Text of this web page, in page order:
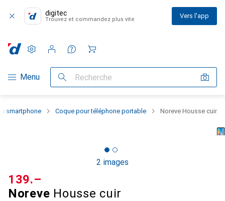
digitec
Trouvez et commandez plus vite Vers l'app
Navigation par catégorie
Menu Recherche
Paramètres
Compte client
Listes de comparaison
Listes d'envies
Panier
smartphone Coque pour téléphone portable Noreve Housse cuir
2 images
Noreve Housse cuir
CHF
139.–